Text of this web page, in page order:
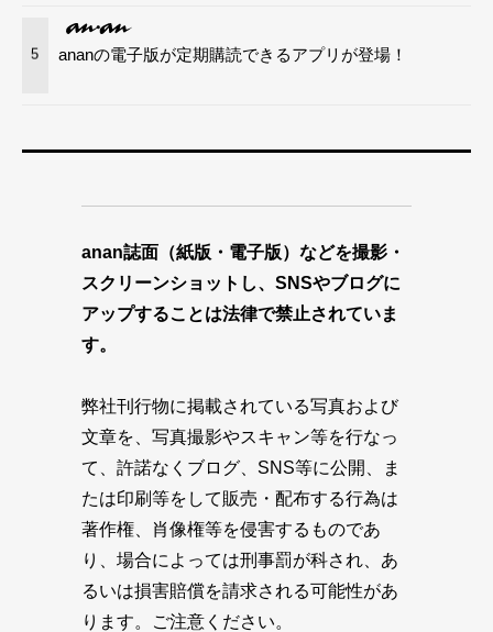
5 ananの電子版が定期購読できるアプリが登場！
anan誌面（紙版・電子版）などを撮影・
スクリーンショットし、SNSやブログに
アップすることは法律で禁止されていま
す。
弊社刊行物に掲載されている写真および
文章を、写真撮影やスキャン等を行なっ
て、許諾なくブログ、SNS等に公開、ま
たは印刷等をして販売・配布する行為は
著作権、肖像権等を侵害するものであ
り、場合によっては刑事罰が科され、あ
るいは損害賠償を請求される可能性があ
ります。ご注意ください。